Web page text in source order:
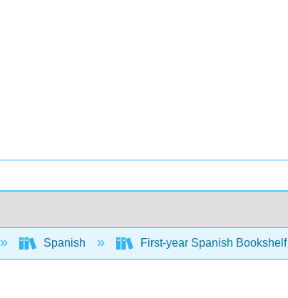
Spanish First-year Spanish Bookshelf